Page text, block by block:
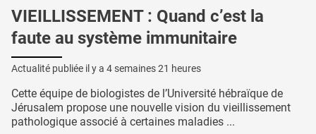
VIEILLISSEMENT : Quand c’est la
faute au système immunitaire
Actualité publiée il y a 4 semaines 21 heures
Cette équipe de biologistes de l’Université hébraïque de
Jérusalem propose une nouvelle vision du vieillissement
pathologique associé à certaines maladies ...